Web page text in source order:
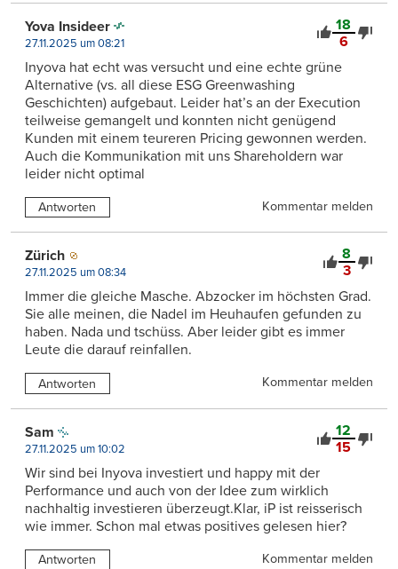
18
6
Yova Insideer
27.11.2025 um 08:21
Inyova hat echt was versucht und eine echte grüne
Alternative (vs. all diese ESG Greenwashing
Geschichten) aufgebaut. Leider hat’s an der Execution
teilweise gemangelt und konnten nicht genügend
Kunden mit einem teureren Pricing gewonnen werden.
Auch die Kommunikation mit uns Shareholdern war
leider nicht optimal
Antworten Kommentar melden
8
3
Zürich
27.11.2025 um 08:34
Immer die gleiche Masche. Abzocker im höchsten Grad.
Sie alle meinen, die Nadel im Heuhaufen gefunden zu
haben. Nada und tschüss. Aber leider gibt es immer
Leute die darauf reinfallen.
Antworten Kommentar melden
12
15
Sam
27.11.2025 um 10:02
Wir sind bei Inyova investiert und happy mit der
Performance und auch von der Idee zum wirklich
nachhaltig investieren überzeugt.Klar, iP ist reisserisch
wie immer. Schon mal etwas positives gelesen hier?
Antworten Kommentar melden